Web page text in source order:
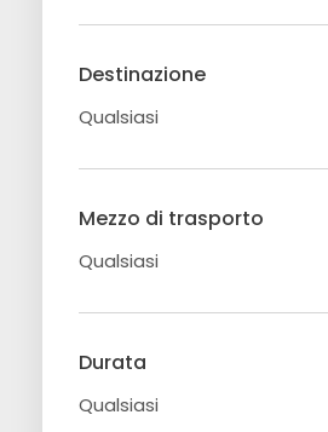
Destinazione
Mezzo di trasporto
Durata